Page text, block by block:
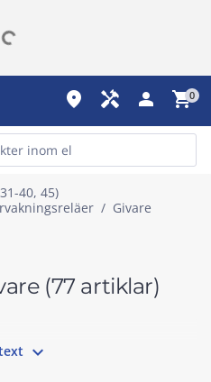
place handyman person shopping_cart0
40, 45)
Givare
(77 artiklar)
